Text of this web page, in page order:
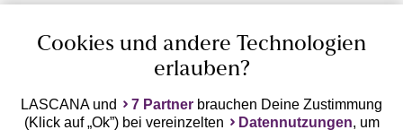
Cookies und andere Technologien
erlauben?
LASCANA und 7 Partner brauchen Deine Zustimmung
(Klick auf „Ok”) bei vereinzelten
Datennutzungen, um